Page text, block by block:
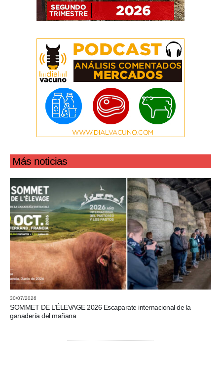
Más noticias
30/07/2026
SOMMET DE L’ÉLEVAGE 2026 Escaparate internacional de la
ganadería del mañana